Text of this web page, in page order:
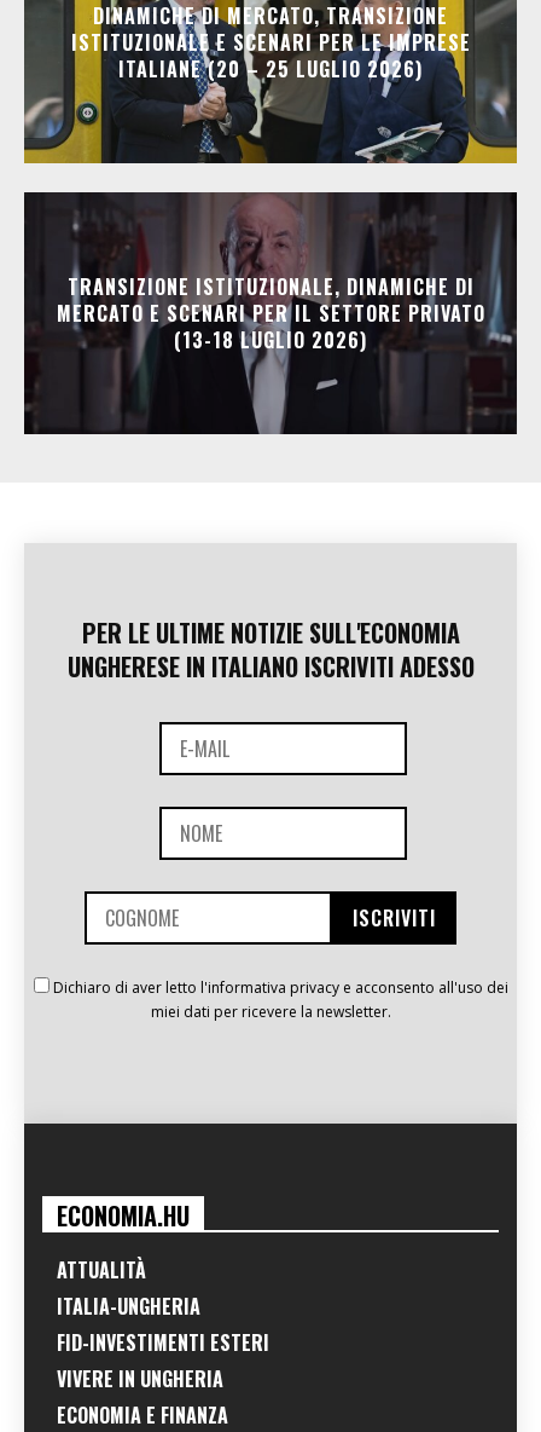
DINAMICHE DI MERCATO, TRANSIZIONE
ISTITUZIONALE E SCENARI PER LE IMPRESE
ITALIANE (20 – 25 LUGLIO 2026)
TRANSIZIONE ISTITUZIONALE, DINAMICHE DI
MERCATO E SCENARI PER IL SETTORE PRIVATO
(13-18 LUGLIO 2026)
PER LE ULTIME NOTIZIE SULL'ECONOMIA
UNGHERESE IN ITALIANO ISCRIVITI ADESSO
Dichiaro di aver letto l'informativa privacy e acconsento all'uso dei
miei dati per ricevere la newsletter.
ECONOMIA.HU
ATTUALITÀ
ITALIA-UNGHERIA
FID-INVESTIMENTI ESTERI
VIVERE IN UNGHERIA
ECONOMIA E FINANZA